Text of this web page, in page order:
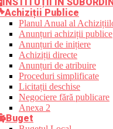
Achiziții Publice
Planul Anual al
Anunțuri achiziții publice
Anunțuri de inițiere
Achiziții directe
Anunțuri de atribuire
Proceduri simplificate
Licitații deschise
Negociere fără publicare
Anexa 2
Buget